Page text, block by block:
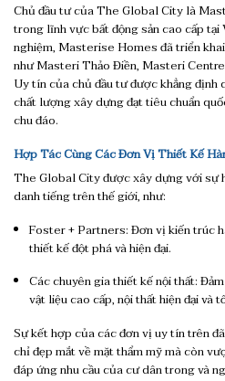
Chủ đầu tư của The Global City là
trong lĩnh vực bất động sản cao cấp tại
nghiệm, Masterise Homes đã triển
như Masteri Thảo Điền, Masteri
Uy tín của chủ đầu tư được khẳng định
chất lượng xây dựng đạt tiêu chuẩn
chu đáo.
Hợp Tác Cùng Các Đơn Vị Thiết Kế
The Global City được xây dựng với sự
danh tiếng trên thế giới, như:
Foster + Partners: Đơn vị kiến trúc
thiết kế đột phá và hiện đại.
Các chuyên gia thiết kế nội thất:
vật liệu cao cấp, nội thất hiện đại và
Sự kết hợp của các đơn vị uy tín trên
chỉ đẹp mắt về mặt thẩm mỹ mà còn
đáp ứng nhu cầu của cư dân trong và